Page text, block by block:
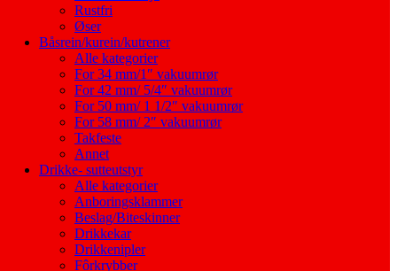
Rustfri
Øser
Båsrein/kurein/kutrener
Alle kategorier
For 34 mm/1″ vakuumrør
For 42 mm/ 5/4″ vakuumrør
For 50 mm/ 1 1/2″ vakuumrør
For 58 mm/ 2″ vakuumrør
Takfeste
Annet
Drikke- sutteutstyr
Alle kategorier
Anboringsklammer
Beslag/Biteskinner
Drikkekar
Drikkenipler
Fôrkrybber